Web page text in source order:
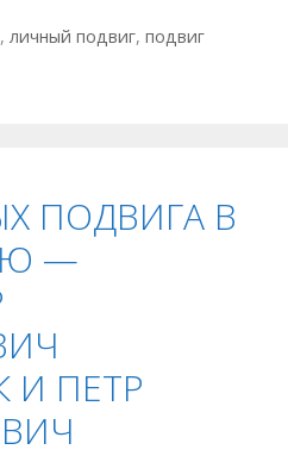
, личный подвиг, подвиг
ПОДВИГА В
—
И ПЕТР